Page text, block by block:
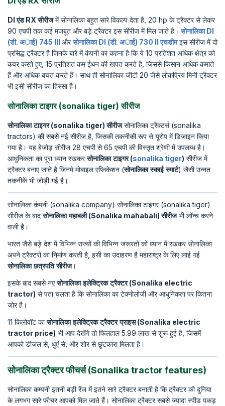
DI एंडRXसीरीजमें सोनालिका बहुत सारे विकल्प देता है, 20 hp के ट्रैक्टर से लेकर
90 एचपी तक कई मजबूत और बड़े ट्रैक्टर इस सीरीज में मिल जाते है।सोनालिकाDI
(डी. अाई) 745 III औरसोनालिकाDI (डी. अाई) 730 IIएचडीमइस सीरीज में दो
प्रसिद्ध ट्रैक्टर है जिनके बारे में कंपनी का कहना है कि ये 10 प्रतिशत अधिक क्षेत्र को
कवर करते हुए, 15 प्रतिशत कम ईंधन की खपत करते है, जिससे किसान अधिक कमाते
हैं और अधिक बचत करते हैं। साथ ही सोनालिका जीटी 20 जैसे लोकप्रिय मिनी ट्रैक्टर
भी इसी सीरीज का हिस्सा है।
सोनालिका टाइगर (sonalika tiger) सीरीज
सोनालिका टाइगर(sonalika tiger)सीरीजसोनालिका ट्रैक्टर्स (sonalika
tractors) की सबसे नई सीरीज है, जिसकी तकनीकी रूप से यूरोप में डिजाइन किया
गया है। यह बेजोड़ सीरीज 28 एचपी से 65 एचपी की विस्तृत श्रेणी में उपलब्ध है।
आधुनिकता का पूरा ध्यान रखकरसोनालिका टाइगर(sonalika tiger) सीरीज में
ट्रैक्टर बनाए जाते है जिनमे मोबाइल एप्लिकेशन (सोनालिका स्काई स्मार्ट) जैसी उन्नत
तकनीकें भी जोड़ी गई है।
सोनालिका कंपनी (sonalika company) सोनालिका टाइगर (sonalika tiger)
सीरीज के बादसोनालिका महाबली(Sonalika mahabali)सीरीजभी लॉन्च करने
वाली है।
भारत जैसे बड़े देश में विभिन्न राज्यों की विभिन्न जरूरतों को ध्यान में रखकर सोनालिका
अपने ट्रैक्टरों का निर्माण करती है, इसी का उदाहरण है महाराष्ट्र के लिए लाई गई
सोनालिका छत्रपति सीरीज।
इसके बाद सबसे नएसोनालिका इलेक्ट्रिक ट्रैक्टर(Sonalika electric
tractor) से पता चलता है कि सोनालिका का टेक्नोलोजी और आधुनिकता पर कितना
जोर है।
11 किलोवॉट कासोनालिका इलेक्ट्रिक ट्रैक्टर प्राइस(Sonalika electric
tractor price) भी आप देखेंगे तो फिलहाल 5.99 लाख से शुरू हुई है, जिसमें
आपको डीजल से, धुएं से, और शोर से छुटकारा मिलता है।
सोनालिका ट्रैक्टर फीचर्स (Sonalika tractor features)
सोनालिका कम्पनी इतनी बड़ी रेंज में इतने सारे ट्रैक्टर बनाती है कि ट्रैक्टर की दुनिया
के लगभग सारे फीचर आपको मिल जाते हैं। सोनालिका ट्रैक्टर सबसे ज्यादा स्पीड पकड़